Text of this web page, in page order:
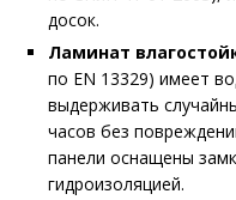
досок.
Ламинат
по EN 13329) имеет
выдерживать
часов без
панели оснащены
гидроизоляцией.